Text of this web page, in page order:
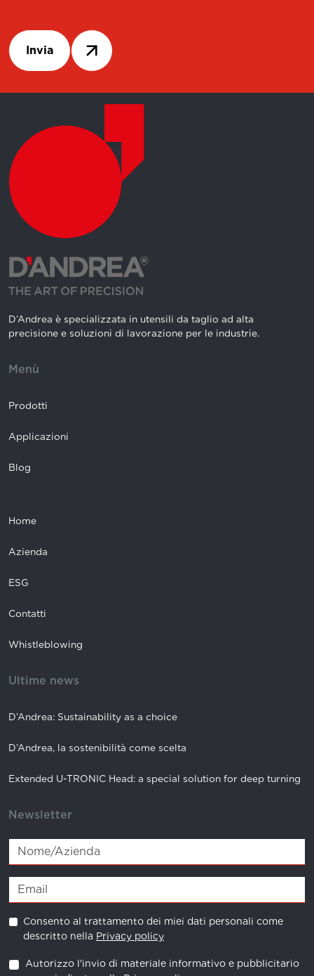
Invia
D’Andrea è specializzata in utensili da taglio ad alta
precisione e soluzioni di lavorazione per le industrie.
Menù
Prodotti
Applicazioni
Blog
Home
Azienda
ESG
Contatti
Whistleblowing
Ultime news
D’Andrea: Sustainability as a choice
D’Andrea, la sostenibilità come scelta
Extended U-TRONIC Head: a special solution for deep turning
Newsletter
Consento al trattamento dei miei dati personali come
descritto nella Privacy policy
Autorizzo l'invio di materiale informativo e pubblicitario